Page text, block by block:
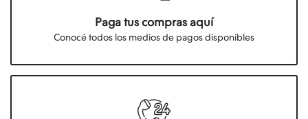
Paga tus compras aquí
Conocé todos los medios de pagos disponibles